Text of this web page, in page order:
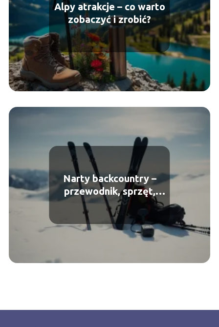
Alpy atrakcje – co warto
zobaczyć i zrobić?
Narty backcountry –
przewodnik, sprzęt,
bezpieczeństwo